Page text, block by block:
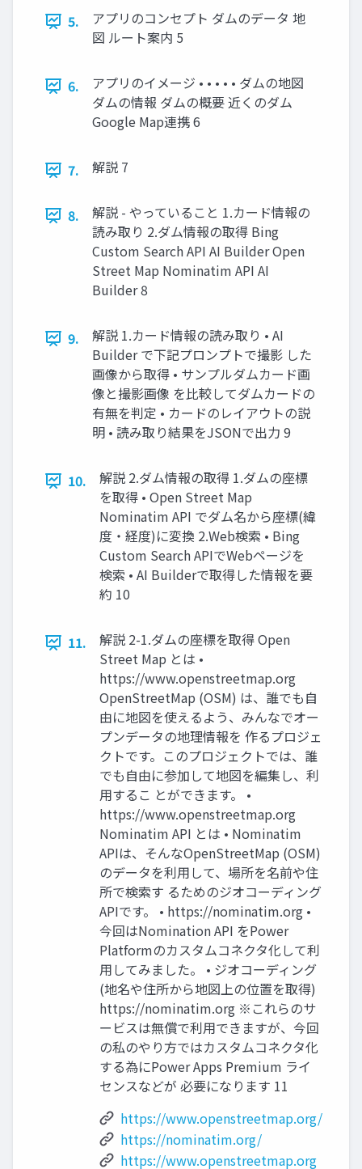
5.
アプリのコンセプト ダムのデータ 地
図 ルート案内 5
6.
アプリのイメージ • • • • • ダムの地図
ダムの情報 ダムの概要 近くのダム
Google Map連携 6
7. 解説 7
8.
解説 - やっていること 1.カード情報の
読み取り 2.ダム情報の取得 Bing
Custom Search API AI Builder Open
Street Map Nominatim API AI
Builder 8
9.
解説 1.カード情報の読み取り • AI
Builder で下記プロンプトで撮影 した
画像から取得 • サンプルダムカード画
像と撮影画像 を比較してダムカードの
有無を判定 • カードのレイアウトの説
明 • 読み取り結果をJSONで出力 9
10.
解説 2.ダム情報の取得 1.ダムの座標
を取得 • Open Street Map
Nominatim API でダム名から座標(緯
度・経度)に変換 2.Web検索 • Bing
Custom Search APIでWebページを
検索 • AI Builderで取得した情報を要
約 10
11.
解説 2-1.ダムの座標を取得 Open
Street Map とは •
https://www.openstreetmap.org
OpenStreetMap (OSM) は、誰でも自
由に地図を使えるよう、みんなでオー
プンデータの地理情報を 作るプロジェ
クトです。このプロジェクトでは、誰
でも自由に参加して地図を編集し、利
用するこ とができます。 •
https://www.openstreetmap.org
Nominatim API とは • Nominatim
APIは、そんなOpenStreetMap (OSM)
のデータを利用して、場所を名前や住
所で検索す るためのジオコーディング
APIです。 • https://nominatim.org •
今回はNomination API をPower
Platformのカスタムコネクタ化して利
用してみました。 • ジオコーディング
(地名や住所から地図上の位置を取得)
https://nominatim.org ※これらのサ
ービスは無償で利用できますが、今回
の私のやり方ではカスタムコネクタ化
する為にPower Apps Premium ライ
センスなどが 必要になります 11
https://www.openstreetmap.org/
https://nominatim.org/
https://www.openstreetmap.org